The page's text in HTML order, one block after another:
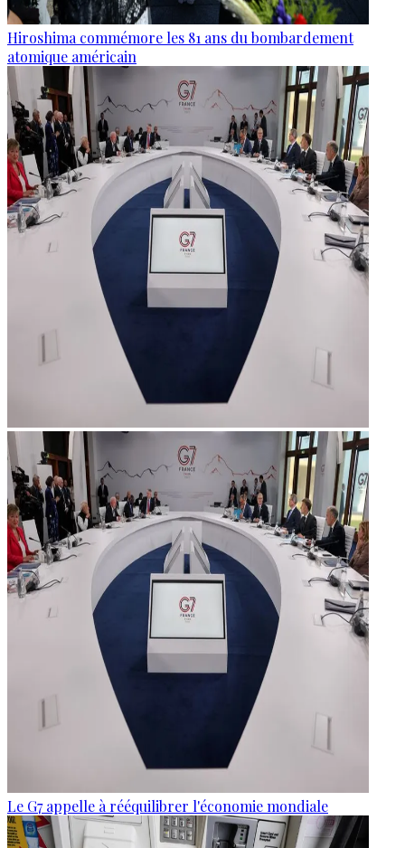
Hiroshima commémore les 81 ans du bombardement
atomique américain
Le G7 appelle à rééquilibrer l'économie mondiale